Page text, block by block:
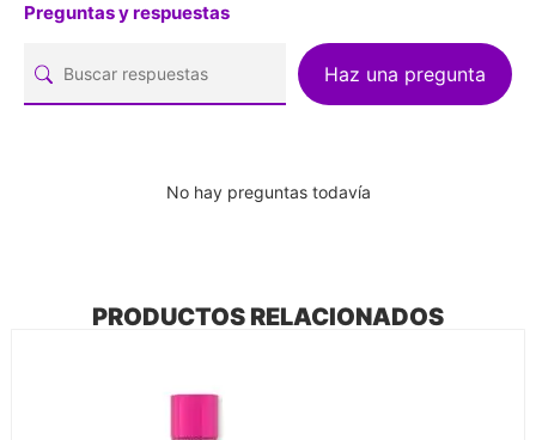
Preguntas y respuestas
Haz una pregunta
No hay preguntas todavía
PRODUCTOS RELACIONADOS